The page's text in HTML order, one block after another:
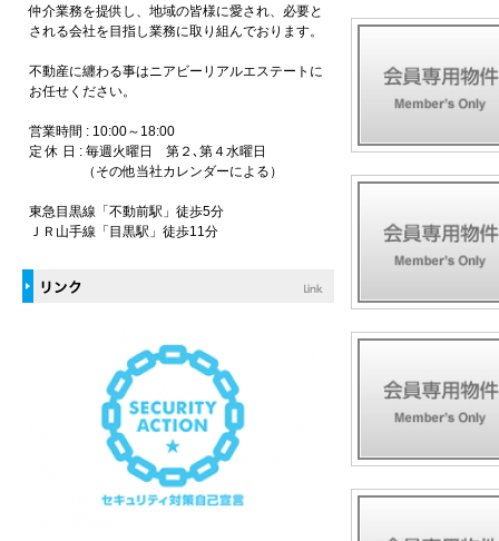
仲介業務を提供し、地域の皆様に愛され、必要と
される会社を目指し業務に取り組んでおります。
不動産に纏わる事はニアビーリアルエステートに
お任せください。
営業時間 : 10:00～18:00
定 休 日 : 毎週火曜日 第２､第４水曜日
（その他当社カレンダーによる）
東急目黒線「不動前駅」徒歩5分
ＪＲ山手線「目黒駅」徒歩11分